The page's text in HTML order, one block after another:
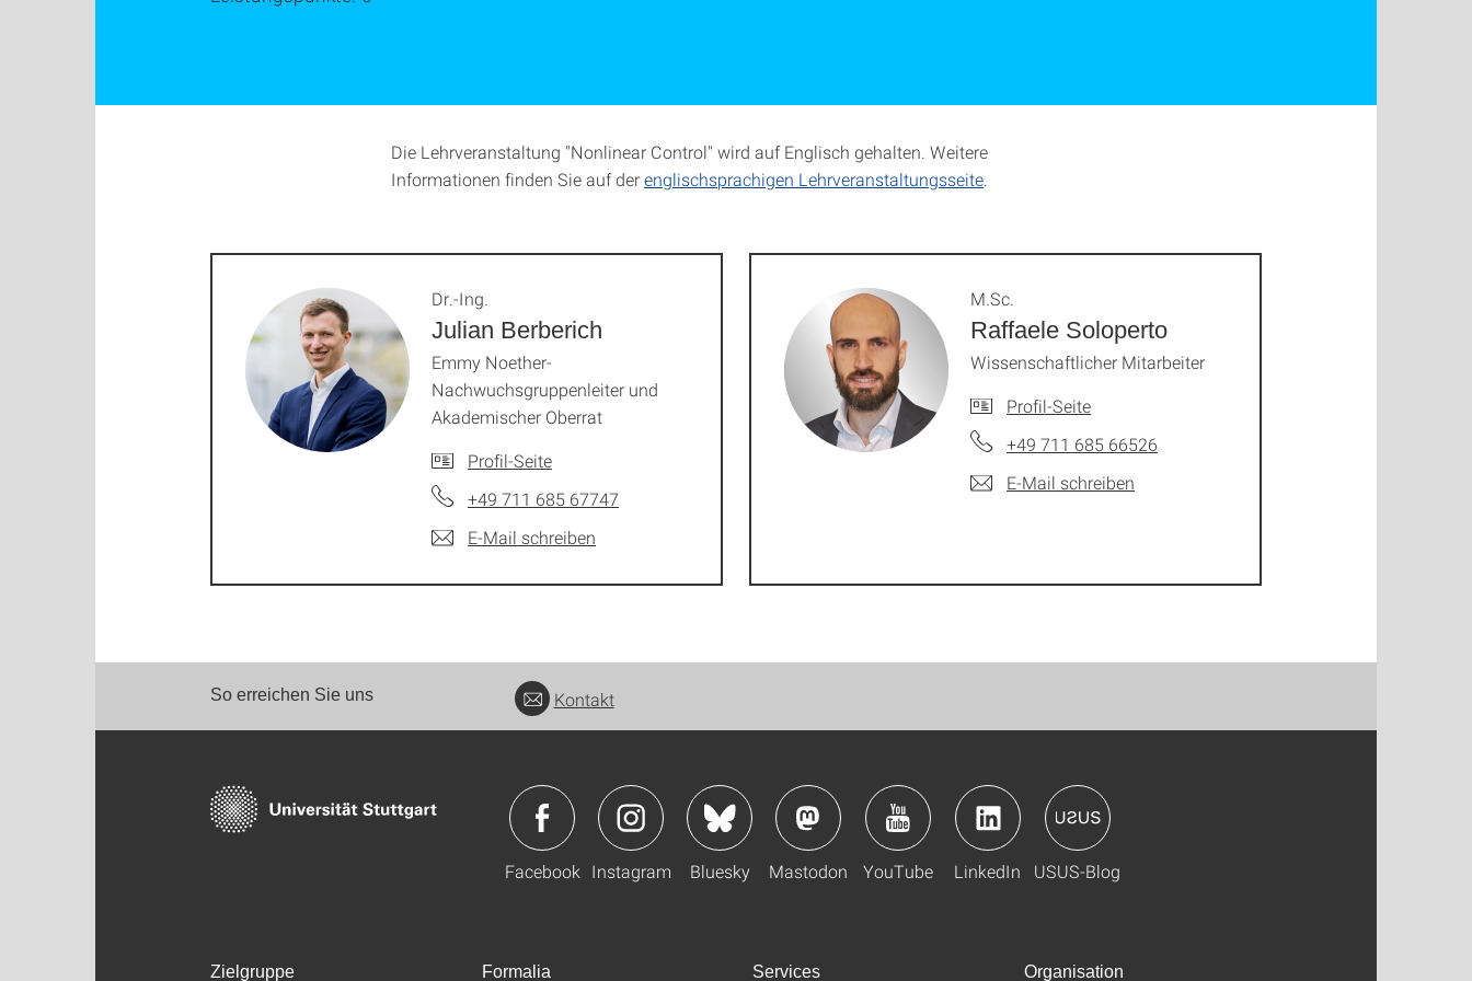
Die Lehrveranstaltung "Nonlinear Control" wird auf Englisch gehalten. Weitere
Informationen finden Sie auf derenglischsprachigen Lehrveranstaltungsseite
Julian Berberich
Dr.-Ing.
Emmy Noether-
Nachwuchsgruppenleiter und
Akademischer Oberrat
Profil-Seite
+49 711 685 67747
E-Mail schreiben
Raffaele Soloperto
M.Sc.
Wissenschaftlicher Mitarbeiter
Profil-Seite
+49 711 685 66526
E-Mail schreiben
So erreichen Sie uns Kontakt
Facebook Instagram Bluesky Mastodon YouTube LinkedIn USUS-Blog
Zielgruppe Formalia Services Organisation